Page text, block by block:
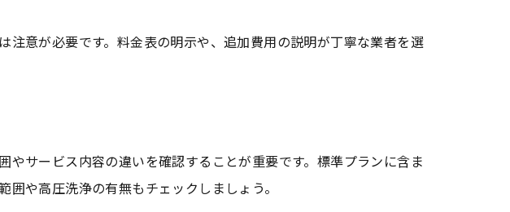
例まとめ
違い
ト
意が必要です。料金表の明示や、追加費用の説明が丁寧な業者を選
サービス内容の違いを確認することが重要です。標準プランに含ま
や高圧洗浄の有無もチェックしましょう。